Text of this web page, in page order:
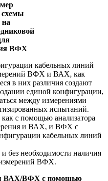
схемы
на
ВФХ
кабельных линий
ВФХ и ВАХ, как
в них различия создают
единой конфигурации,
между измерениями
испытаний.
с помощью анализатора
и ВАХ, и ВФХ с
кабельных линий
без необходимости наличия
ВФХ.
ВАХ/ВФХ с помощью